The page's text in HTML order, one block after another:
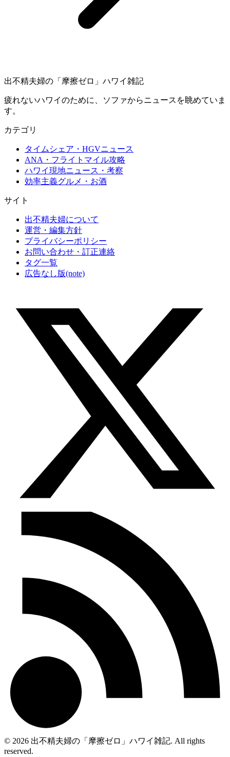
出不精夫婦の 「摩擦ゼロ」 ハワイ雑記
疲れないハワイのために、ソファからニュースを眺めていま
す。
カテゴリ
タイムシェア・HGVニュース
ANA・フライトマイル攻略
ハワイ現地ニュース・考察
効率主義グルメ・お酒
サイト
出不精夫婦について
運営・編集方針
プライバシーポリシー
お問い合わせ・訂正連絡
タグ一覧
広告なし版(note)
© 2026 出不精夫婦の「摩擦ゼロ」ハワイ雑記. All rights
reserved.